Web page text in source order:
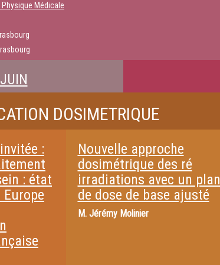
Médicale
DOSIMETRIQUE
:
: état
Nouvelle approche
dosimétrique des ré
irradiations avec un plan
de dose de base ajusté
M. Jérémy Molinier